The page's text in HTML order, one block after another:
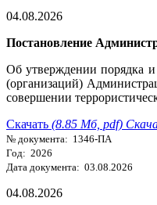
04.08.2026
Постановление
Об утверждении порядка
(организаций)
совершении
Скачать (8.85 Мб, pdf)
№ документа: 1346-ПА
Год: 2026
Дата документа: 03.08.2026
04.08.2026